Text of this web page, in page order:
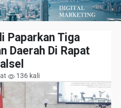
Paparkan Tiga
Daerah Di Rapat
136 kali